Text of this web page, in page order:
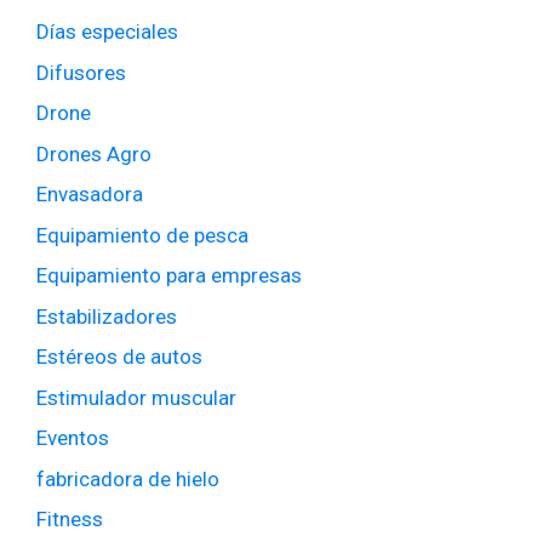
Días especiales
Difusores
Drone
Drones Agro
Envasadora
Equipamiento de pesca
Equipamiento para empresas
Estabilizadores
Estéreos de autos
Estimulador muscular
Eventos
fabricadora de hielo
Fitness